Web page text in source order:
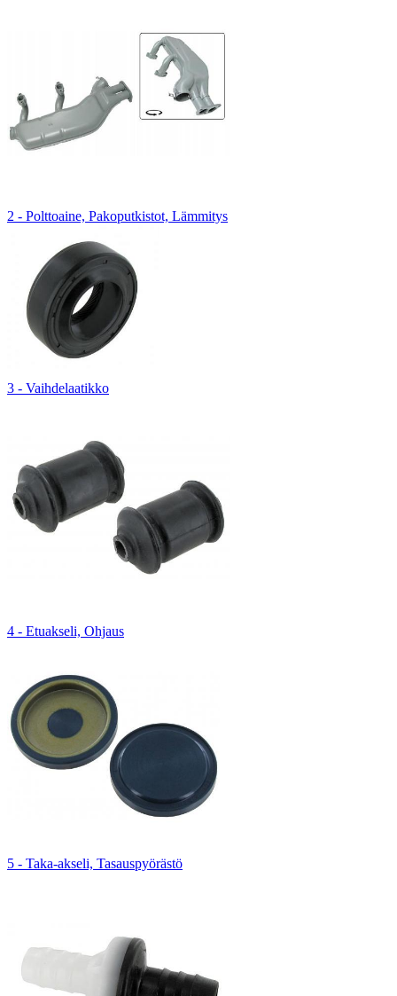
2 - Polttoaine, Pakoputkistot, Lämmitys
3 - Vaihdelaatikko
4 - Etuakseli, Ohjaus
5 - Taka-akseli, Tasauspyörästö